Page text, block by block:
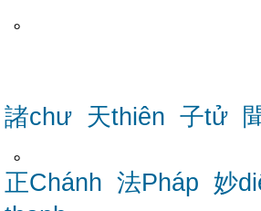
。
諸chư 天thiên 子tử
。
正Chánh 法Pháp 妙